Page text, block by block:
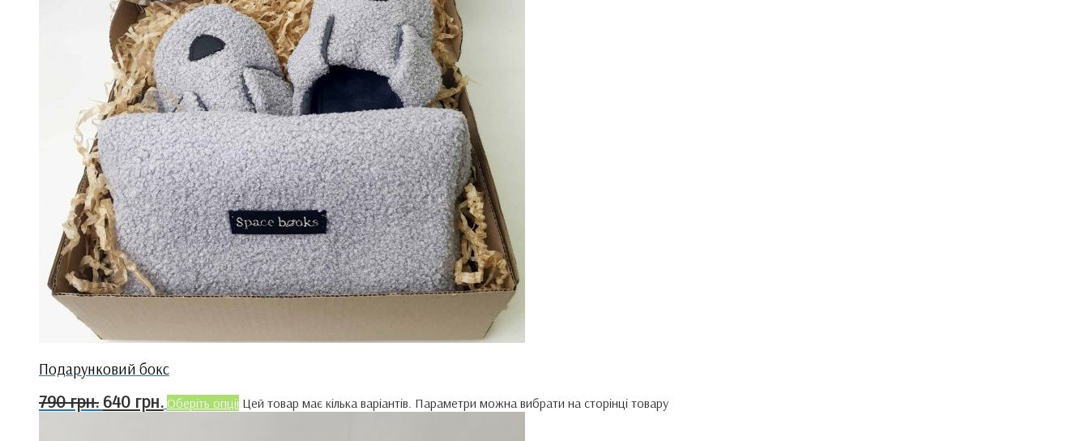
Подарунковий бокс
790грн. 640 грн. Оберіть опції Цей товар має кілька варіантів. Параметри можна вибрати на сторінці товару